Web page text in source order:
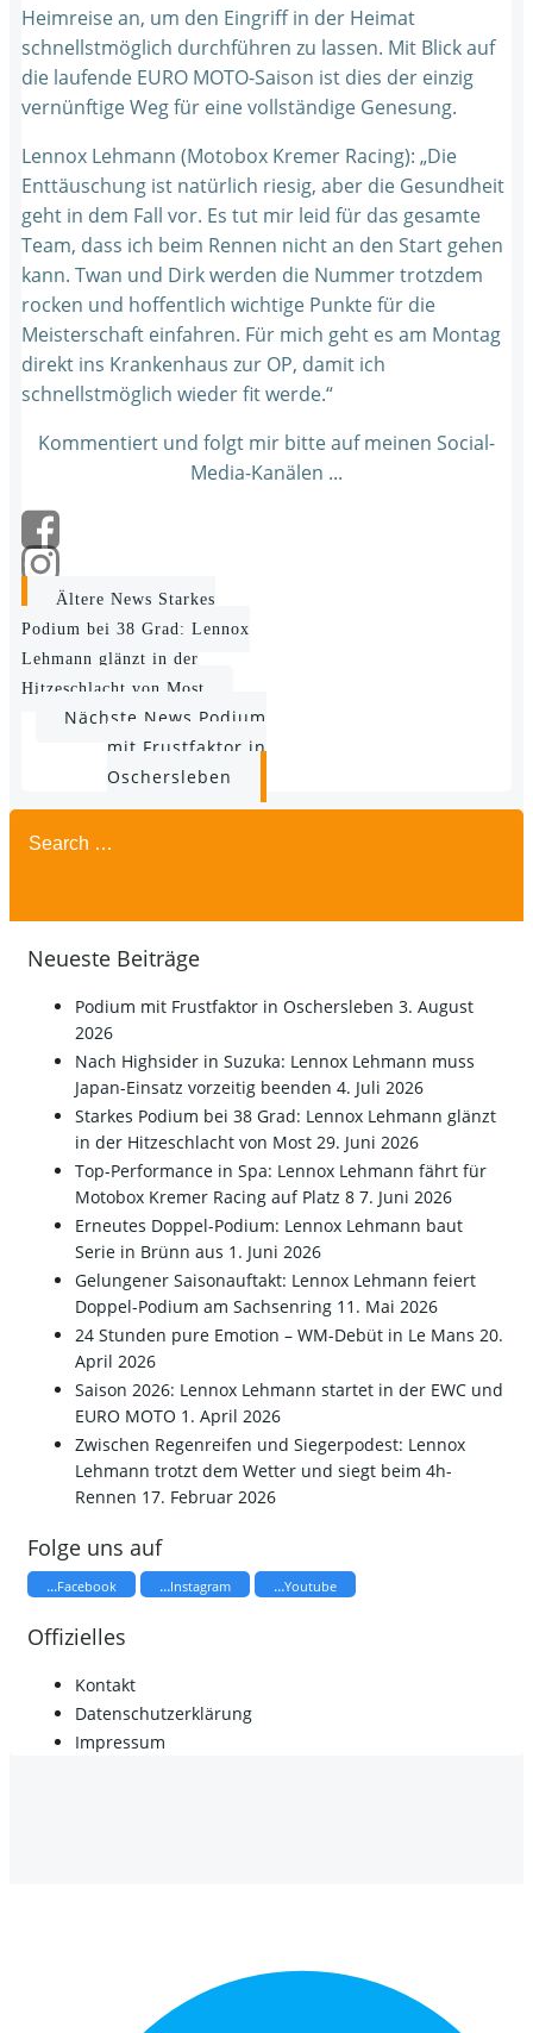
Heimreise an, um den Eingriff in der Heimat
schnellstmöglich durchführen zu lassen. Mit Blick auf
die laufende EURO MOTO-Saison ist dies der einzig
vernünftige Weg für eine vollständige Genesung.
Lennox Lehmann (Motobox Kremer Racing): „Die
Enttäuschung ist natürlich riesig, aber die Gesundheit
geht in dem Fall vor. Es tut mir leid für das gesamte
Team, dass ich beim Rennen nicht an den Start gehen
kann. Twan und Dirk werden die Nummer trotzdem
rocken und hoffentlich wichtige Punkte für die
Meisterschaft einfahren. Für mich geht es am Montag
direkt ins Krankenhaus zur OP, damit ich
schnellstmöglich wieder fit werde.“
Kommentiert und folgt mir bitte auf meinen Social-
Media-Kanälen ...
Post
navigation
Ältere News Starkes
Podium bei 38 Grad: Lennox
Lehmann glänzt in der
Hitzeschlacht von Most
Post
navigation
Nächste News Podium
mit Frustfaktor in
Oschersleben
Search
for:
Neueste Beiträge
Podium mit Frustfaktor in Oschersleben 3. August
2026
Nach Highsider in Suzuka: Lennox Lehmann muss
Japan-Einsatz vorzeitig beenden 4. Juli 2026
Starkes Podium bei 38 Grad: Lennox Lehmann glänzt
in der Hitzeschlacht von Most 29. Juni 2026
Top-Performance in Spa: Lennox Lehmann fährt für
Motobox Kremer Racing auf Platz 8 7. Juni 2026
Erneutes Doppel-Podium: Lennox Lehmann baut
Serie in Brünn aus 1. Juni 2026
Gelungener Saisonauftakt: Lennox Lehmann feiert
Doppel-Podium am Sachsenring 11. Mai 2026
24 Stunden pure Emotion – WM-Debüt in Le Mans 20.
April 2026
Saison 2026: Lennox Lehmann startet in der EWC und
EURO MOTO 1. April 2026
​Zwischen Regenreifen und Siegerpodest: Lennox
Lehmann trotzt dem Wetter und siegt beim 4h-
Rennen 17. Februar 2026
Folge uns auf
...Facebook ...Instagram ...Youtube
Offizielles
Kontakt
Datenschutzerklärung
Impressum